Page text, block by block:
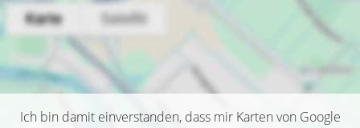
Ich bin damit einverstanden, dass mir Karten von Google